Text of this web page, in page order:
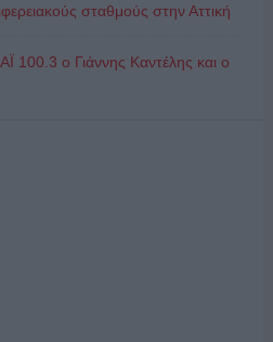
σταθμούς στην Αττική
100.3 ο Γιάννης Καντέλης και ο